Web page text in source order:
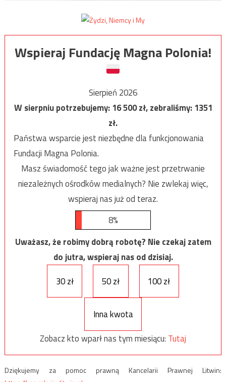
Wspieraj Fundację Magna Polonia!
Sierpień 2026
W sierpniu potrzebujemy:16 500zł, zebraliśmy:1351
zł.
Państwa wsparcie jest niezbędne dla funkcjonowania
Fundacji Magna Polonia.
Masz świadomość tego jak ważne jest przetrwanie
niezależnych ośrodków medialnych? Nie zwlekaj więc,
wspieraj nas już od teraz.
8%
Uważasz, że robimy dobrą robotę? Nie czekaj zatem
do jutra, wspieraj nas od dzisiaj.
30 zł
50 zł 100 zł
Inna kwota
Zobacz kto wparł nas tym miesiącu: Tutaj
Dziękujemy za pomoc prawną Kancelarii Prawnej Litwin: